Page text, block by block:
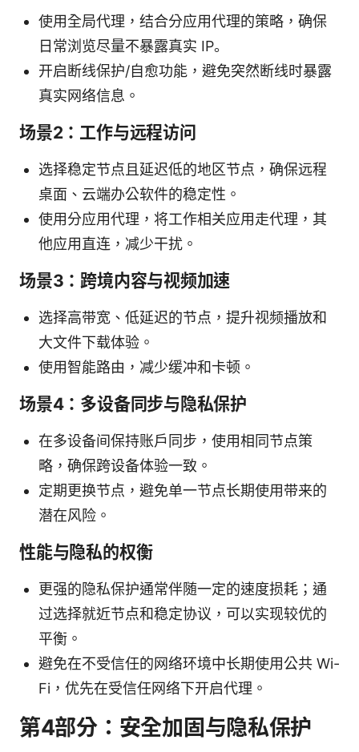
使用全局代理，结合分应用代理的策略，确保
日常浏览尽量不暴露真实 IP。
开启断线保护/自愈功能，避免突然断线时暴露
真实网络信息。
场景2：工作与远程访问
选择稳定节点且延迟低的地区节点，确保远程
桌面、云端办公软件的稳定性。
使用分应用代理，将工作相关应用走代理，其
他应用直连，减少干扰。
场景3：跨境内容与视频加速
选择高带宽、低延迟的节点，提升视频播放和
大文件下载体验。
使用智能路由，减少缓冲和卡顿。
场景4：多设备同步与隐私保护
在多设备间保持账户同步，使用相同节点策
略，确保跨设备体验一致。
定期更换节点，避免单一节点长期使用带来的
潜在风险。
性能与隐私的权衡
更强的隐私保护通常伴随一定的速度损耗；通
过选择就近节点和稳定协议，可以实现较优的
平衡。
避免在不受信任的网络环境中长期使用公共 Wi-
Fi，优先在受信任网络下开启代理。
第4部分：安全加固与隐私保护